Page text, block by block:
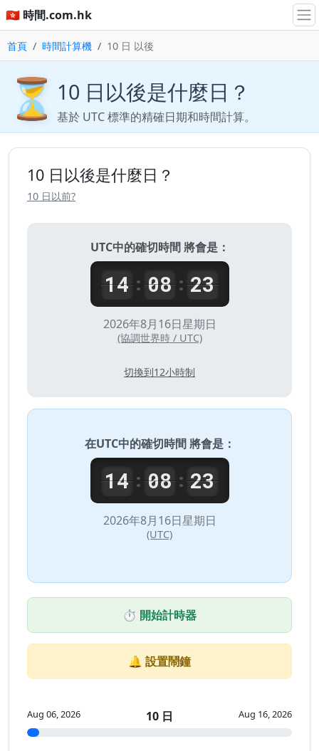
🇭🇰 時間.com.hk
首頁 時間計算機 10 日 以後
⏳ 10 日以後是什麼日？
基於 UTC 標準的精確日期和時間計算。
10 日以後是什麼日？
10 日以前?
UTC中的確切時間 將會是：
14: 08: 23
2026年8月16日星期日
(協調世界時 / UTC)
切換到12小時制
在UTC中的確切時間 將會是：
14: 08: 23
2026年8月16日星期日
(UTC)
⏱️ 開始計時器
🔔 設置鬧鐘
Aug 06, 2026 10 日 Aug 16, 2026